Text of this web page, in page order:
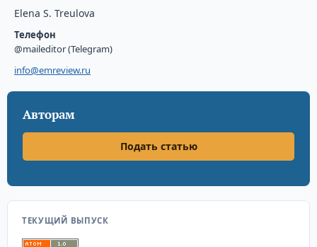
Elena S. Treulova
Телефон
@maileditor (Telegram)
info@emreview.ru
Авторам
Подать статью
ТЕКУЩИЙ ВЫПУСК